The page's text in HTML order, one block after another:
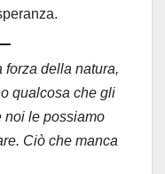
forza della natura,
qualcosa che gli
noi le possiamo
Ciò che manca